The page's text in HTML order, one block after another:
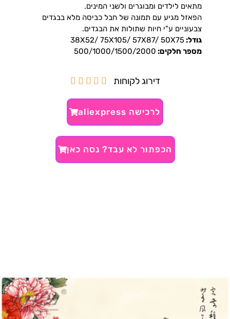
מתאים לילדים ומבוגרים ולשני המינים.
הפאזל מגיע עם תמונה של חבל כביסה מלא בבגדים
צבעוניים ע"י חיות שתולות את הבגדים.
גודל:38X52/ 75X105/ 57X87/ 50X75
מספר חלקים: 500/1000/1500/2000
דירוג לקוחות 




לרכישה aliexpress
הכפתור לא עבד? נסה כאן